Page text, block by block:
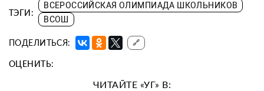
ТЭГИ:
ВСЕРОССИЙСКАЯ ОЛИМПИАДА ШКОЛЬНИКОВ
ВСОШ
ПОДЕЛИТЬСЯ: 🔗
ОЦЕНИТЬ:
ЧИТАЙТЕ «УГ» В: